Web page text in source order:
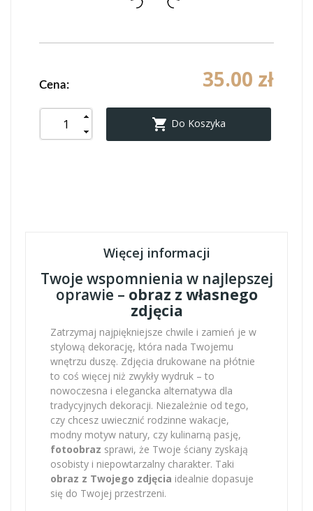
Cena: 35.00 zł
 Do Koszyka
Więcej informacji
Twoje wspomnienia w najlepszej
oprawie – obraz z własnego
zdjęcia
Zatrzymaj najpiękniejsze chwile i zamień je w
stylową dekorację, która nada Twojemu
wnętrzu duszę. Zdjęcia drukowane na płótnie
to coś więcej niż zwykły wydruk – to
nowoczesna i elegancka alternatywa dla
tradycyjnych dekoracji. Niezależnie od tego,
czy chcesz uwiecznić rodzinne wakacje,
modny motyw natury, czy kulinarną pasję,
fotoobraz sprawi, że Twoje ściany zyskają
osobisty i niepowtarzalny charakter. Taki
obraz z Twojego zdjęcia idealnie dopasuje
się do Twojej przestrzeni.